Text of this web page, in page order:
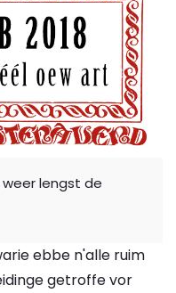
lengst de
ebbe n'alle ruim
getroffe vor